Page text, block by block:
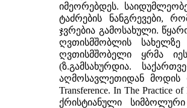
იმეორებდეს.
ტაძრების ნანგრევები,
ჯვრებია გამოსახული.
ღვთისმშობლის
ღვთისმშობელი ყრმა
(ზ.გამსახურდია.
აღმოსავლეთიდან მოდის
Transference. In The Practice
ქრისტიანული